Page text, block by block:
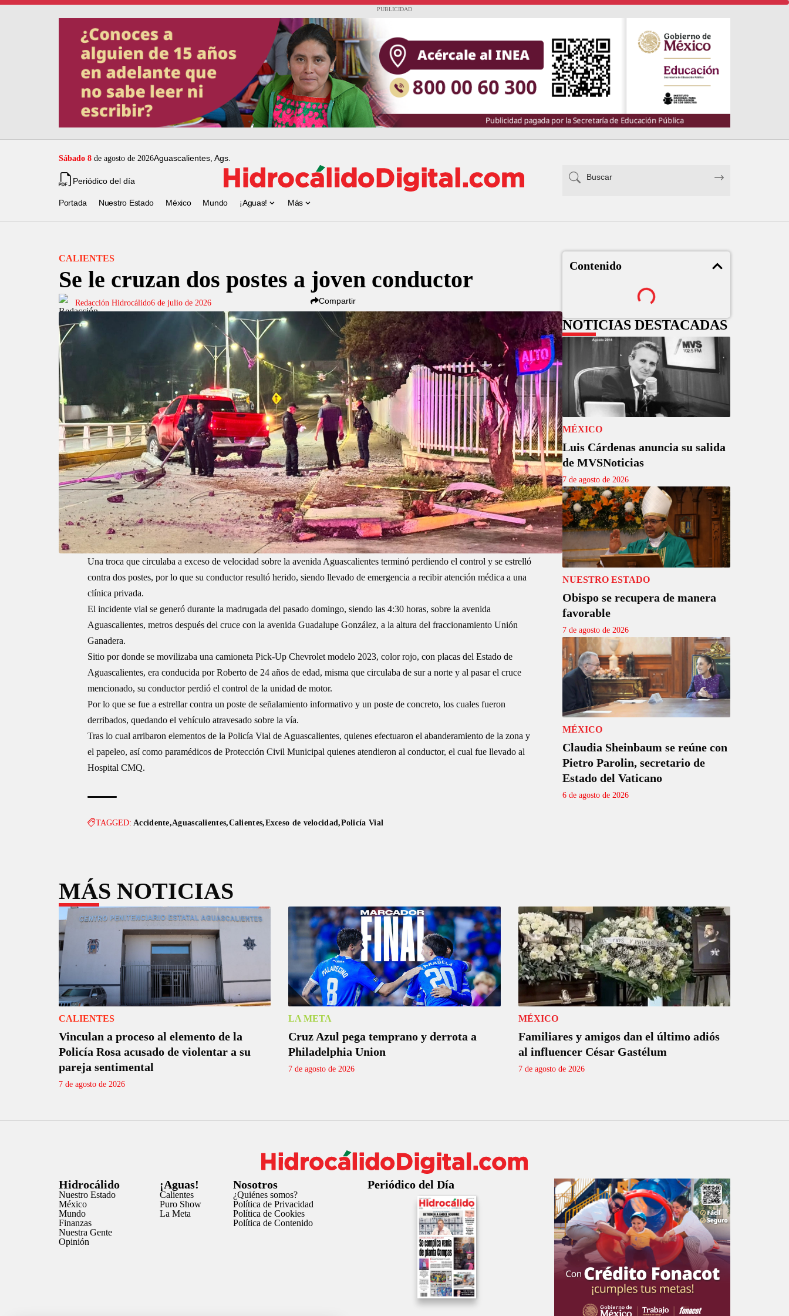
PUBLICIDAD
Sábado 8 de agosto de 2026Aguascalientes, Ags.
Periódico del día
Portada Nuestro Estado México Mundo ¡Aguas! Más
CALIENTES
Se le cruzan dos postes a joven conductor
Redacción Hidrocálido6 de julio de 2026 Compartir
Una troca que circulaba a exceso de velocidad sobre la avenida Aguascalientes terminó perdiendo el control y se estrelló
contra dos postes, por lo que su conductor resultó herido, siendo llevado de emergencia a recibir atención médica a una
clínica privada.
El incidente vial se generó durante la madrugada del pasado domingo, siendo las 4:30 horas, sobre la avenida
Aguascalientes, metros después del cruce con la avenida Guadalupe González, a la altura del fraccionamiento Unión
Ganadera.
Sitio por donde se movilizaba una camioneta Pick-Up Chevrolet modelo 2023, color rojo, con placas del Estado de
Aguascalientes, era conducida por Roberto de 24 años de edad, misma que circulaba de sur a norte y al pasar el cruce
mencionado, su conductor perdió el control de la unidad de motor.
Por lo que se fue a estrellar contra un poste de señalamiento informativo y un poste de concreto, los cuales fueron
derribados, quedando el vehículo atravesado sobre la vía.
Tras lo cual arribaron elementos de la Policía Vial de Aguascalientes, quienes efectuaron el abanderamiento de la zona y
el papeleo, así como paramédicos de Protección Civil Municipal quienes atendieron al conductor, el cual fue llevado al
Hospital CMQ.
TAGGED: Accidente Aguascalientes Calientes Exceso de velocidad Policía Vial
Contenido
NOTICIAS DESTACADAS
MÉXICO
Luis Cárdenas anuncia su salida
de MVSNoticias
7 de agosto de 2026
NUESTRO ESTADO
Obispo se recupera de manera
favorable
7 de agosto de 2026
MÉXICO
Claudia Sheinbaum se reúne con
Pietro Parolin, secretario de
Estado del Vaticano
6 de agosto de 2026
MÁS NOTICIAS
CALIENTES
Vinculan a proceso al elemento de la
Policía Rosa acusado de violentar a su
pareja sentimental
7 de agosto de 2026
LA META
Cruz Azul pega temprano y derrota a
Philadelphia Union
7 de agosto de 2026
MÉXICO
Familiares y amigos dan el último adiós
al influencer César Gastélum
7 de agosto de 2026
Hidrocálido
Nuestro Estado
México
Mundo
Finanzas
Nuestra Gente
Opinión
¡Aguas!
Calientes
Puro Show
La Meta
Nosotros
¿Quiénes somos?
Política de Privacidad
Política de Cookies
Política de Contenido
Periódico del Día